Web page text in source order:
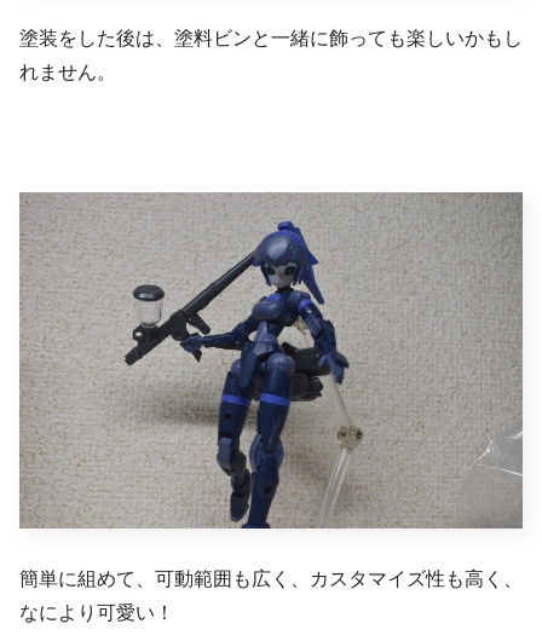
塗装をした後は、塗料ビンと一緒に飾っても楽しいかもし
れません。
簡単に組めて、可動範囲も広く、カスタマイズ性も高く、
なにより可愛い！